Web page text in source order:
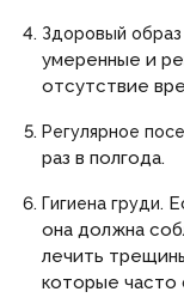
Здоровый образ
умеренные и
отсутствие
Регулярное
раз в полгода.
Гигиена груди.
она должна
лечить
которые часто